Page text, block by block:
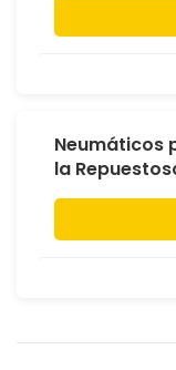
Neumáticos
la